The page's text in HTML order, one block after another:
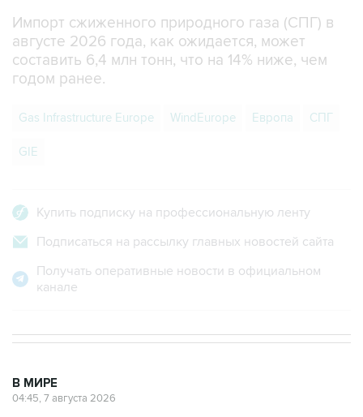
Импорт сжиженного природного газа (СПГ) в
августе 2026 года, как ожидается, может
составить 6,4 млн тонн, что на 14% ниже, чем
годом ранее.
Gas Infrastructure Europe WindEurope Европа СПГ
GIE
Купить подписку на профессиональную ленту
Подписаться на рассылку главных новостей сайта
Получать оперативные новости в официальном
канале
В МИРЕ
04:45, 7 августа 2026